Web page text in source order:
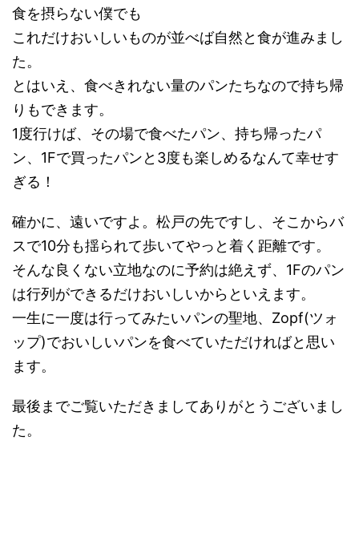
食を摂らない僕でも
これだけおいしいものが並べば自然と食が進みまし
た。
とはいえ、食べきれない量のパンたちなので持ち帰
りもできます。
1度行けば、その場で食べたパン、持ち帰ったパ
ン、1Fで買ったパンと3度も楽しめるなんて幸せす
ぎる！
確かに、遠いですよ。松戸の先ですし、そこからバ
スで10分も揺られて歩いてやっと着く距離です。
そんな良くない立地なのに予約は絶えず、1Fのパン
は行列ができるだけおいしいからといえます。
一生に一度は行ってみたいパンの聖地、Zopf(ツォ
ップ)でおいしいパンを食べていただければと思い
ます。
最後までご覧いただきましてありがとうございまし
た。